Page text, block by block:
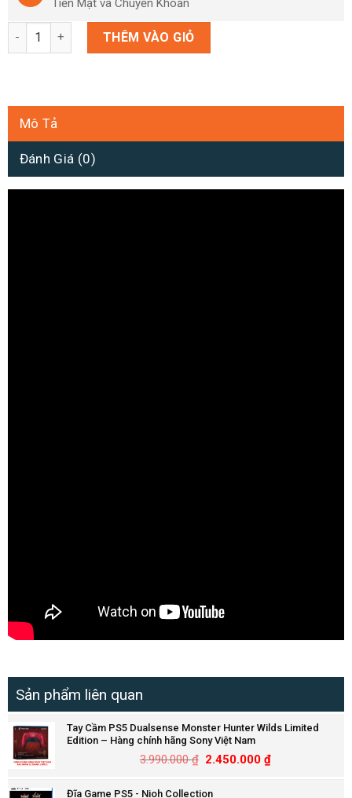
Tiền Mặt và Chuyển Khoản
The Legend of Zelda Link's Awakening số lượng
THÊM VÀO GIỎ
Mô Tả
Đánh Giá (0)
Sản phẩm liên quan
Tay Cầm PS5 Dualsense Monster Hunter Wilds Limited
Edition – Hàng chính hãng Sony Việt Nam
3.990.000₫ 2.450.000₫
Đĩa Game PS5 - Nioh Collection